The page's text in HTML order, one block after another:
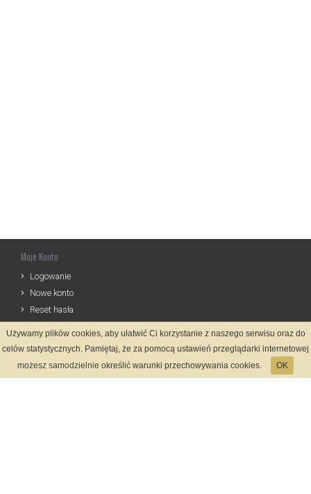
Moje Konto
Logowanie
Nowe konto
Reset hasła
Informacje
Zasady Rejestracji
Używamy plików cookies, aby ułatwić Ci korzystanie z naszego serwisu oraz do
celów statystycznych. Pamiętaj, że za pomocą ustawień przeglądarki internetowej
możesz samodzielnie określić warunki przechowywania cookies.
OK